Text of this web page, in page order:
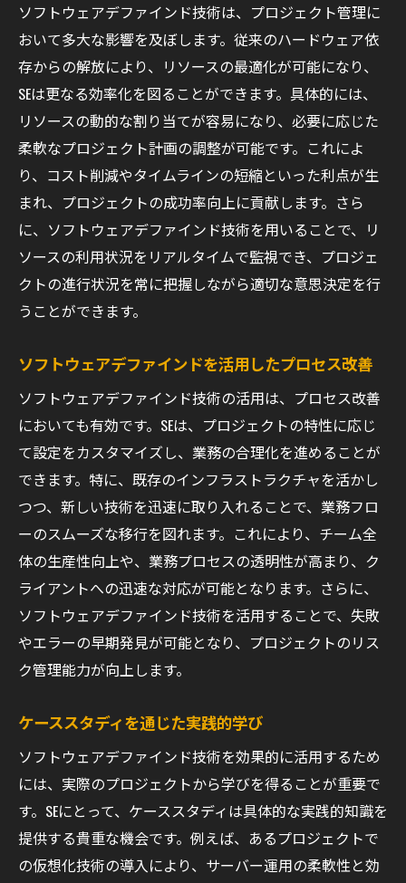
ソフトウェアデファインド技術は、プロジェクト管理に
おいて多大な影響を及ぼします。従来のハードウェア依
存からの解放により、リソースの最適化が可能になり、
SEは更なる効率化を図ることができます。具体的には、
リソースの動的な割り当てが容易になり、必要に応じた
柔軟なプロジェクト計画の調整が可能です。これによ
り、コスト削減やタイムラインの短縮といった利点が生
まれ、プロジェクトの成功率向上に貢献します。さら
に、ソフトウェアデファインド技術を用いることで、リ
ソースの利用状況をリアルタイムで監視でき、プロジェ
クトの進行状況を常に把握しながら適切な意思決定を行
うことができます。
ソフトウェアデファインドを活用したプロセス改善
ソフトウェアデファインド技術の活用は、プロセス改善
においても有効です。SEは、プロジェクトの特性に応じ
て設定をカスタマイズし、業務の合理化を進めることが
できます。特に、既存のインフラストラクチャを活かし
つつ、新しい技術を迅速に取り入れることで、業務フロ
ーのスムーズな移行を図れます。これにより、チーム全
体の生産性向上や、業務プロセスの透明性が高まり、ク
ライアントへの迅速な対応が可能となります。さらに、
ソフトウェアデファインド技術を活用することで、失敗
やエラーの早期発見が可能となり、プロジェクトのリス
ク管理能力が向上します。
ケーススタディを通じた実践的学び
ソフトウェアデファインド技術を効果的に活用するため
には、実際のプロジェクトから学びを得ることが重要で
す。SEにとって、ケーススタディは具体的な実践的知識を
提供する貴重な機会です。例えば、あるプロジェクトで
の仮想化技術の導入により、サーバー運用の柔軟性と効